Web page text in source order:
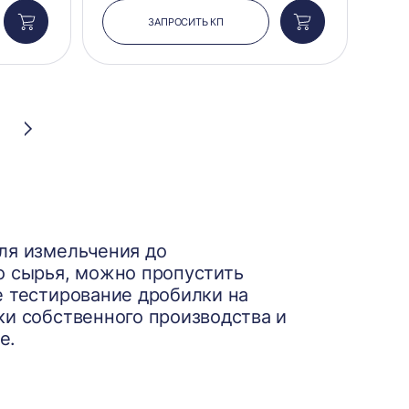
Добавить
в
корзину
ЗАПРОСИТЬ КП
Добавить
в
корзину
Следующая
измельчения до
сырья, можно пропустить
дробилки на
собственного производства и